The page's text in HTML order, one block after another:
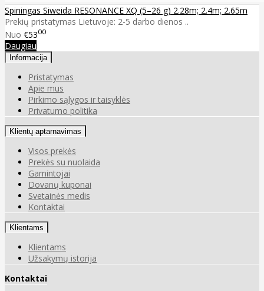
Spiningas Siweida RESONANCE XQ (5–26 g) 2.28m; 2.4m; 2.65m
Prekių pristatymas Lietuvoje: 2-5 darbo dienos ..
Nuo €5300
Daugiau
Informacija
Pristatymas
Apie mus
Pirkimo sąlygos ir taisyklės
Privatumo politika
Klientų aptarnavimas
Visos prekės
Prekės su nuolaida
Gamintojai
Dovanų kuponai
Svetainės medis
Kontaktai
Klientams
Klientams
Užsakymų istorija
Kontaktai